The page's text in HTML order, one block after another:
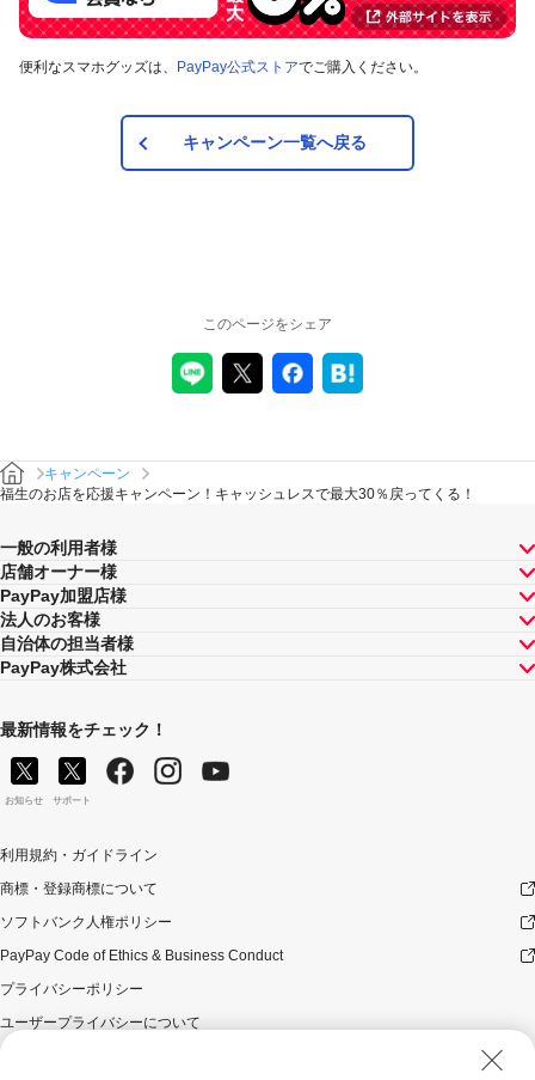
便利なスマホグッズは、 PayPay公式ストアでご購入ください。
キャンペーン一覧へ戻る
このページをシェア
キャンペーン
福生のお店を応援キャンペーン！キャッシュレスで最大30％戻ってくる！
一般の利用者様
店舗オーナー様
PayPay加盟店様
法人のお客様
自治体の担当者様
PayPay株式会社
最新情報をチェック！
お知らせ サポート
利用規約・ガイドライン
商標・登録商標について
ソフトバンク人権ポリシー
PayPay Code of Ethics & Business Conduct
プライバシーポリシー
ユーザープライバシーについて